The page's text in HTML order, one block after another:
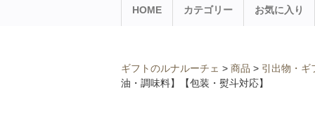
HOME カテゴリー お気に入り
ギフトのルナルーチェ > 商品 > 引出物・ギ
油・調味料】【包装・熨斗対応】